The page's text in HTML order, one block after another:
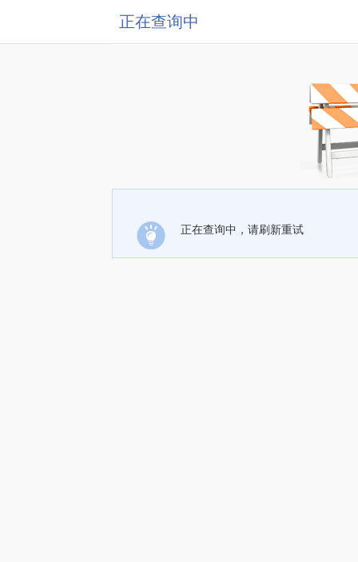
正在查询中
正在查询中，请刷新重试